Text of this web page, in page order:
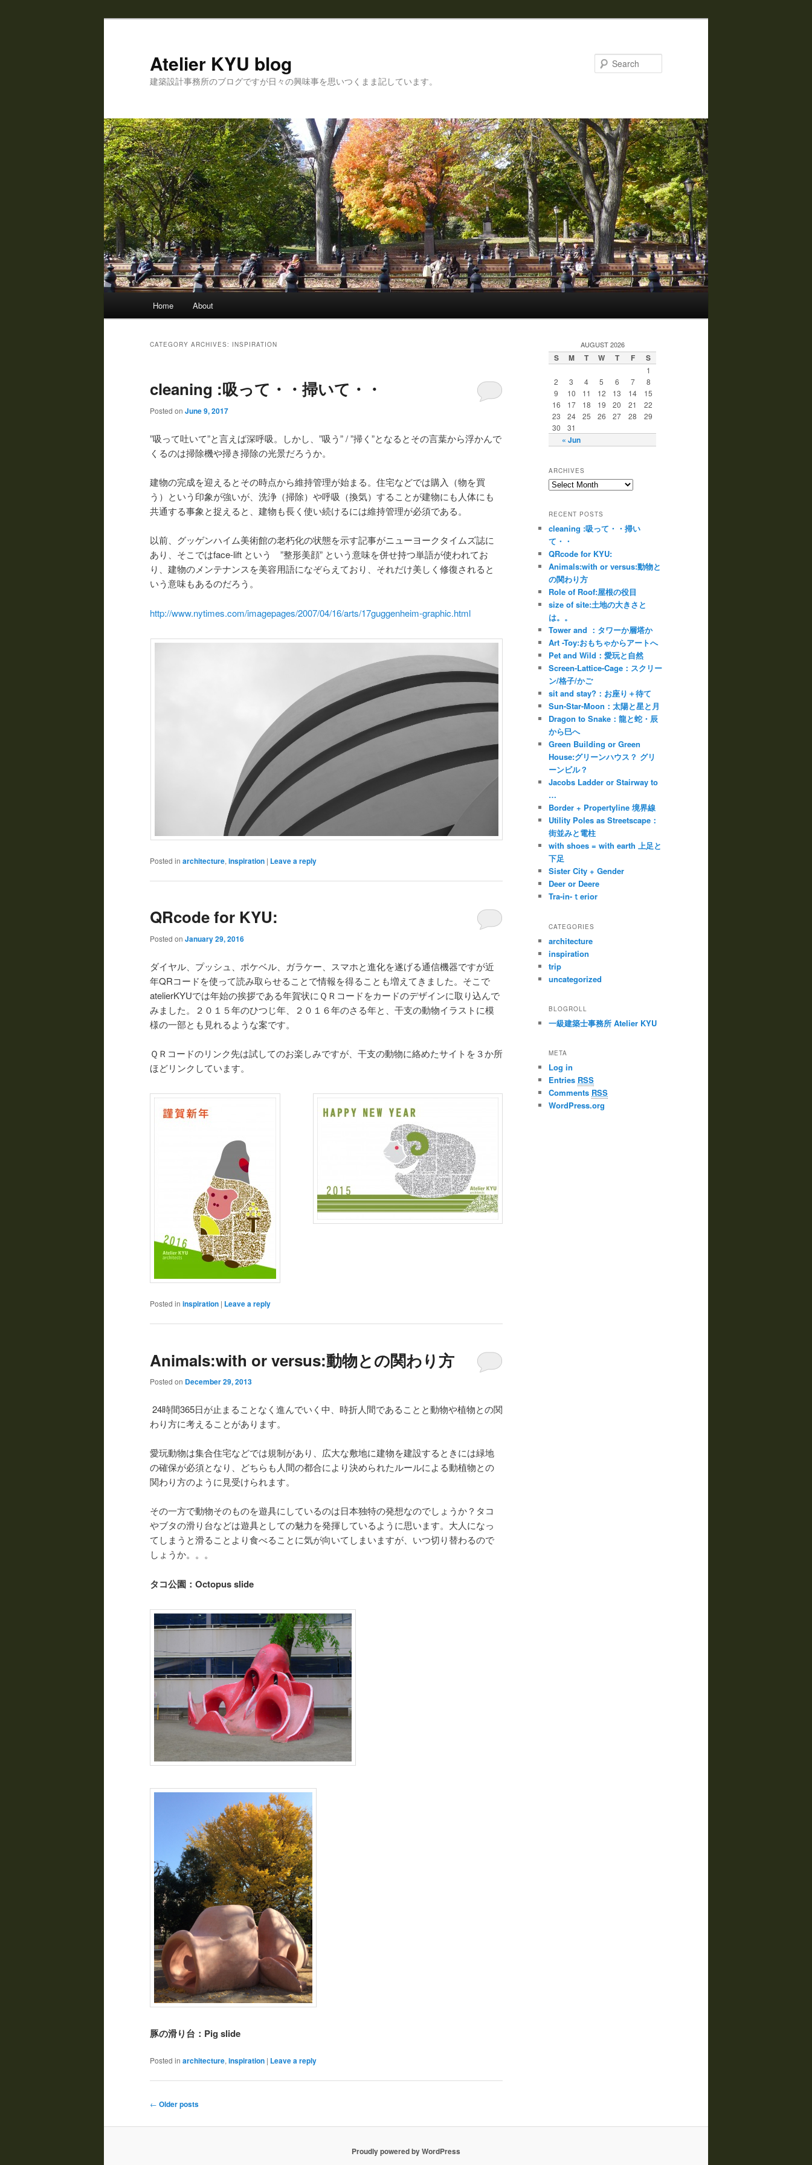
Atelier KYU blog
建築設計事務所のブログですが日々の興味事を思いつくまま記しています。
Skip to primary content
Skip to secondary content
Home About
CATEGORY ARCHIVES: INSPIRATION
cleaning :吸って・・掃いて・・
Posted on June 9, 2017
”吸って吐いて”と言えば深呼吸。しかし、”吸う” / ”掃く”となるとその言葉から浮かんで
くるのは掃除機や掃き掃除の光景だろうか。
建物の完成を迎えるとその時点から維持管理が始まる。住宅などでは購入（物を買
う）という印象が強いが、洗浄（掃除）や呼吸（換気）することが建物にも人体にも
共通する事象と捉えると、建物も長く使い続けるには維持管理が必須である。
以前、グッゲンハイム美術館の老朽化の状態を示す記事がニューヨークタイムズ誌に
あり、そこではface-lift という ”整形美顔” という意味を併せ持つ単語が使われてお
り、建物のメンテナンスを美容用語になぞらえており、それだけ美しく修復されると
いう意味もあるのだろう。
http://www.nytimes.com/imagepages/2007/04/16/arts/17guggenheim-graphic.html
Posted in architecture, inspiration | Leave a reply
QRcode for KYU:
Posted on January 29, 2016
ダイヤル、プッシュ、ポケベル、ガラケー、スマホと進化を遂げる通信機器ですが近
年QRコードを使って読み取らせることで情報を得ることも増えてきました。そこで
atelierKYUでは年始の挨拶である年賀状にＱＲコードをカードのデザインに取り込んで
みました。２０１５年のひつじ年、２０１６年のさる年と、干支の動物イラストに模
様の一部とも見れるような案です。
ＱＲコードのリンク先は試してのお楽しみですが、干支の動物に絡めたサイトを３か所
ほどリンクしています。
Posted in inspiration | Leave a reply
Animals:with or versus:動物との関わり方
Posted on December 29, 2013
24時間365日が止まることなく進んでいく中、時折人間であることと動物や植物との関
わり方に考えることがあります。
愛玩動物は集合住宅などでは規制があり、広大な敷地に建物を建設するときには緑地
の確保が必須となり、どちらも人間の都合により決められたルールによる動植物との
関わり方のように見受けられます。
その一方で動物そのものを遊具にしているのは日本独特の発想なのでしょうか？タコ
やブタの滑り台などは遊具としての魅力を発揮しているように思います。大人になっ
てしまうと滑ることより食べることに気が向いてしまいますが、いつ切り替わるので
しょうか。。。
タコ公園：Octopus slide
豚の滑り台：Pig slide
Posted in architecture, inspiration | Leave a reply
Post navigation
← Older posts
AUGUST 2026
S M T W T F S
« Jun
1
2
3 4 5 6 7
8
9
10 11 12 13 14
15
16
17 18 19 20 21
22
23
24 25 26 27 28
29
30
31
ARCHIVES
RECENT POSTS
cleaning :吸って・・掃い
て・・
QRcode for KYU:
Animals:with or versus:動物と
の関わり方
Role of Roof:屋根の役目
size of site:土地の大きさと
は。。
Tower and ：タワーか層塔か
Art -Toy:おもちゃからアートへ
Pet and Wild：愛玩と自然
Screen-Lattice-Cage：スクリー
ン/格子/かご
sit and stay?：お座り＋待て
Sun-Star-Moon：太陽と星と月
Dragon to Snake：龍と蛇・辰
から巳へ
Green Building or Green
House:グリーンハウス？ グリ
ーンビル？
Jacobs Ladder or Stairway to
…
Border + Propertyline 境界線
Utility Poles as Streetscape：
街並みと電柱
with shoes = with earth 上足と
下足
Sister City + Gender
Deer or Deere
Tra-in-ｔerior
CATEGORIES
architecture
inspiration
trip
uncategorized
BLOGROLL
一級建築士事務所 Atelier KYU
META
Log in
Entries RSS
Comments RSS
WordPress.org
Proudly powered by WordPress